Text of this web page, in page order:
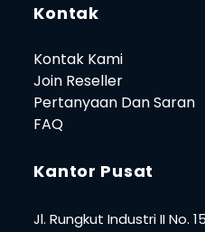
Kontak
Kontak Kami
Join Reseller
Pertanyaan Dan Saran
FAQ
Kantor Pusat
Jl. Rungkut Industri II No.